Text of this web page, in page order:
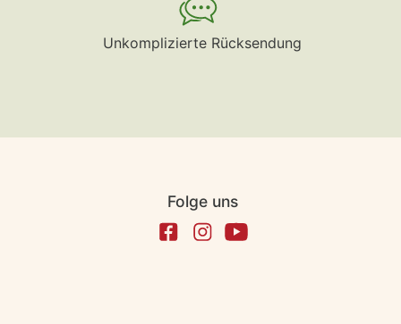
Unkomplizierte Rücksendung
Folge uns